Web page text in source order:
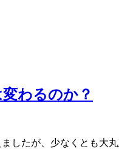
わるのか？
したが、少なくとも大